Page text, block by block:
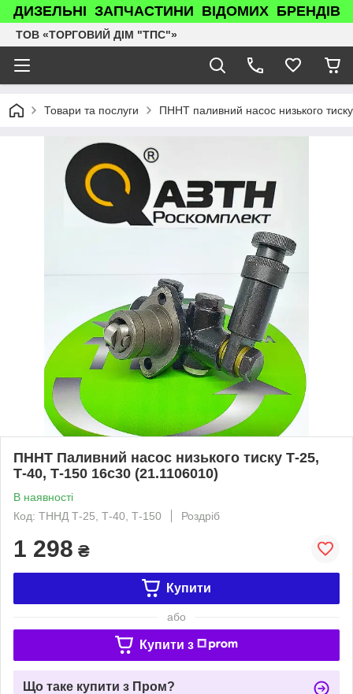
ДИЗЕЛЬНІ ЗАПЧАСТИНИ ВІДОМИХ БРЕНДІВ
ТОВ «ТОРГОВИЙ ДІМ "ТПС"»
Товари та послуги ПННТ паливний насос низького
ПННТ Паливний насос низького тиску Т-25,
Т-40, Т-150 16с30 (21.1106010)
В наявності
Код: ТННД Т-25, Т-40, Т-150
Роздріб
1 298 ₴
Купити
або
Купити з
Що таке купити з Пром?